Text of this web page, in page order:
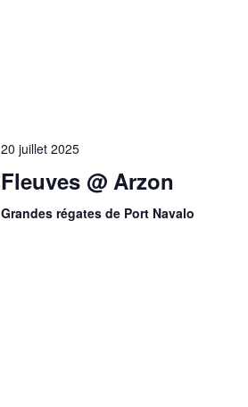
20 juillet 2025
Fleuves @ Arzon
Grandes régates de Port Navalo